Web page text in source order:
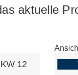
aktuelle
KW 12